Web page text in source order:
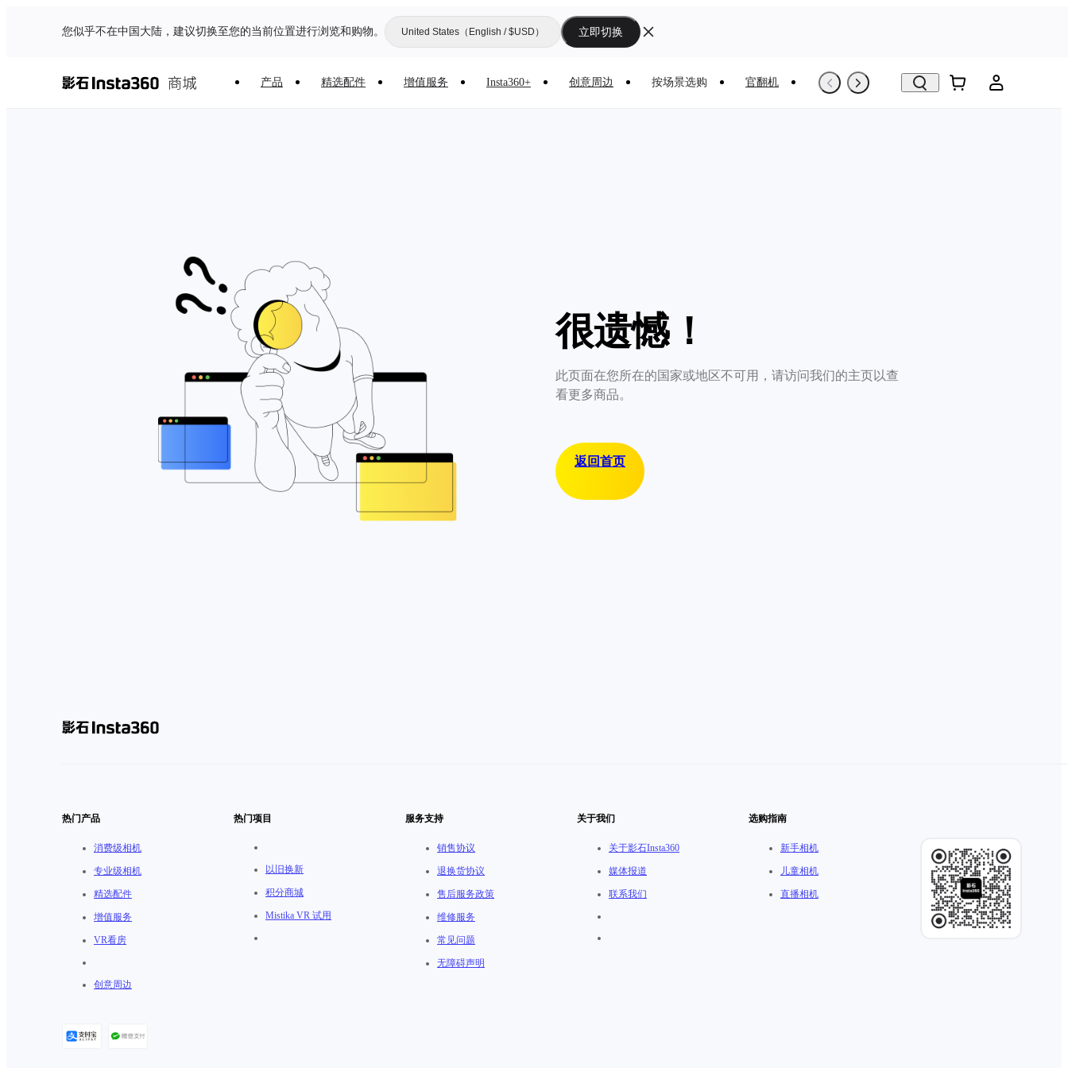
您似乎不在中国大陆，建议切换至您的当前位置进行浏览和购物。 United States（English / $USD） 立即切换
产品 精选配件 增值服务 Insta360+ 创意周边 按场景选购 官翻机 以旧换新 VR看房
很遗憾！
此页面在您所在的国家或地区不可用，请访问我们的主页以查
看更多商品。
返回首页
热门产品
消费级相机
专业级相机
精选配件
增值服务
VR看房
创意周边
热门项目
以旧换新
积分商城
Mistika VR 试用
服务支持
销售协议
退换货协议
售后服务政策
维修服务
常见问题
无障碍声明
关于我们
关于影石Insta360
媒体报道
联系我们
选购指南
新手相机
儿童相机
直播相机